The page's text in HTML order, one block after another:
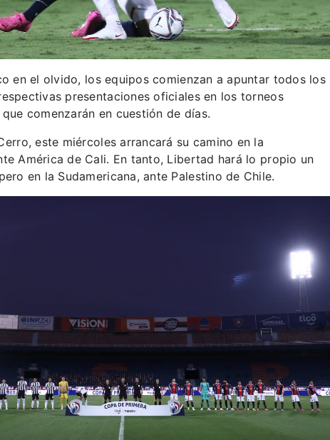
en el olvido, los equipos comienzan a apuntar todos los
presentaciones oficiales en los torneos
comenzarán en cuestión de días.
este miércoles arrancará su camino en la
América de Cali. En tanto, Libertad hará lo propio un
en la Sudamericana, ante Palestino de Chile.